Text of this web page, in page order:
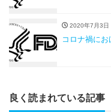
2020年7月3日
コロナ禍に
良く読まれている記事